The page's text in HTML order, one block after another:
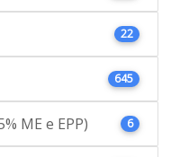
22
645
ME e EPP) 6